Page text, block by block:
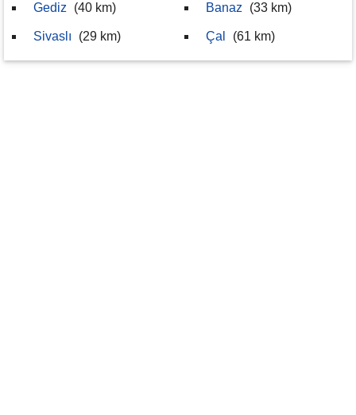
Gediz (40 km)
Sivaslı (29 km)
Banaz (33 km)
Çal (61 km)